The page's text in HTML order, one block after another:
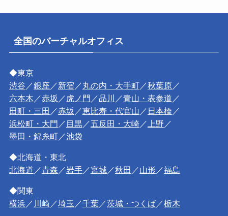
全国のバーチャルオフィス
◆東京
渋谷 ／銀座 ／新宿 ／丸の内・大手町／秋葉原／
六本木 ／赤坂 ／ 虎ノ門 ／品川 ／青山・表参道 ／
田町・三田 ／赤坂 ／恵比寿・代官山 ／ 日本橋 ／
浜松町・大門 ／ 目黒／五反田・大崎／ 上野 ／
墨田・錦糸町／池袋
◆北海道・東北
北海道 ／青森 ／岩手／宮城／秋田 ／山形／福島
◆関東
横浜／ 川崎／埼玉 ／千葉／茨城・つくば／栃木